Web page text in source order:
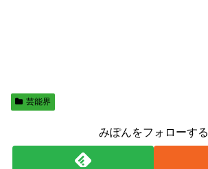
芸能界
みぽんをフォローする